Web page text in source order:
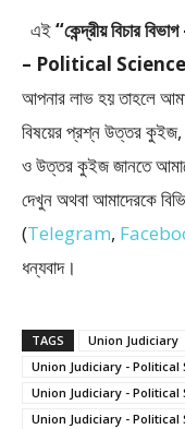
এই“কেন্দ্রীয় বিচার
– Political
আপনার লাভ হয় তাহলে
বিষয়ের প্রশ্ন উত্তর কুইজ,
ও উত্তর কুইজ জানতে
দেখুন অথবা আমাদেরকে
(Telegram,
ধন্যবাদ।
TAGS Union Judiciary
Union Judiciary - Political
Union Judiciary - Political
Union Judiciary -